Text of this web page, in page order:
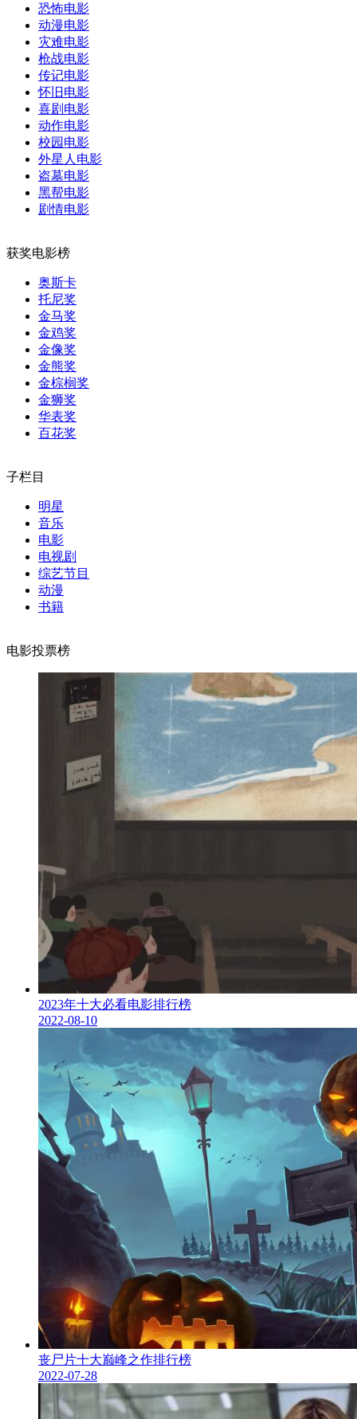
恐怖电影
动漫电影
灾难电影
枪战电影
传记电影
怀旧电影
喜剧电影
动作电影
校园电影
外星人电影
盗墓电影
黑帮电影
剧情电影
获奖电影榜
奥斯卡
托尼奖
金马奖
金鸡奖
金像奖
金熊奖
金棕榈奖
金狮奖
华表奖
百花奖
子栏目
明星
音乐
电影
电视剧
综艺节目
动漫
书籍
电影投票榜
2023年十大必看电影排行榜
2022-08-10
丧尸片十大巅峰之作排行榜
2022-07-28